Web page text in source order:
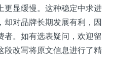
更显缓慢。这种稳定中求进
却对品牌长期发展有利，因
者。如有选表疑问，欢迎留
段改写将原文信息进行了精